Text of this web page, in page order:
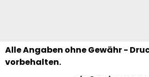
Alle Angaben ohne Gewähr -
vorbehalten.